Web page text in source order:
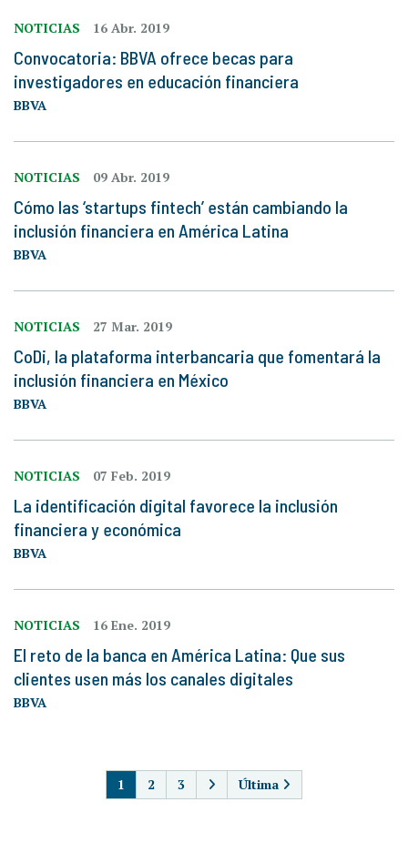
NOTICIAS 16 Abr. 2019
Convocatoria: BBVA ofrece becas para
investigadores en educación financiera
BBVA
NOTICIAS 09 Abr. 2019
Cómo las ‘startups fintech’ están cambiando la
inclusión financiera en América Latina
BBVA
NOTICIAS 27 Mar. 2019
CoDi, la plataforma interbancaria que fomentará la
inclusión financiera en México
BBVA
NOTICIAS 07 Feb. 2019
La identificación digital favorece la inclusión
financiera y económica
BBVA
NOTICIAS 16 Ene. 2019
El reto de la banca en América Latina: Que sus
clientes usen más los canales digitales
BBVA
1 2 3 Última